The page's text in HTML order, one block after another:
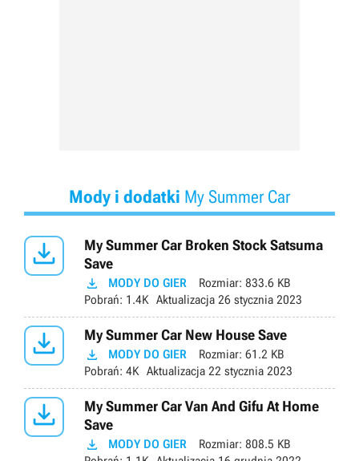
Mody i dodatki My Summer Car

My Summer Car Broken Stock Satsuma
Save
 MODY DO GIER Rozmiar: 833.6 KB
Pobrań: 1.4K Aktualizacja 26 stycznia 2023
 My Summer Car New House Save
 MODY DO GIER Rozmiar: 61.2 KB
Pobrań: 4K Aktualizacja 22 stycznia 2023

My Summer Car Van And Gifu At Home
Save
 MODY DO GIER Rozmiar: 808.5 KB